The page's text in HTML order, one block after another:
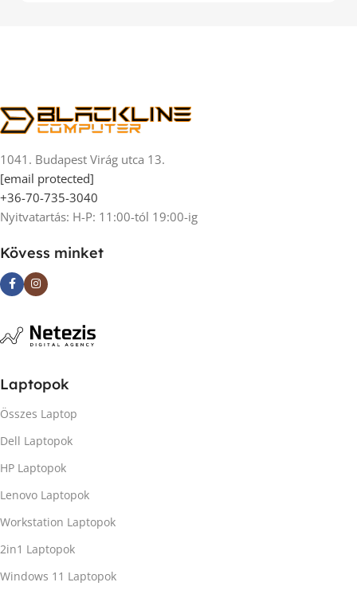
1041. Budapest Virág utca 13.
[email protected]
+36-70-735-3040
Nyitvatartás: H-P: 11:00-tól 19:00-ig
Kövess minket
Laptopok
Összes Laptop
Dell Laptopok
HP Laptopok
Lenovo Laptopok
Workstation Laptopok
2in1 Laptopok
Windows 11 Laptopok